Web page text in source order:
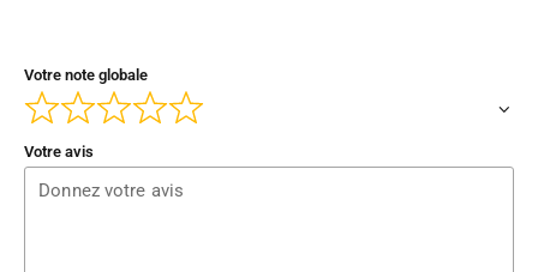
Votre note globale
Votre avis